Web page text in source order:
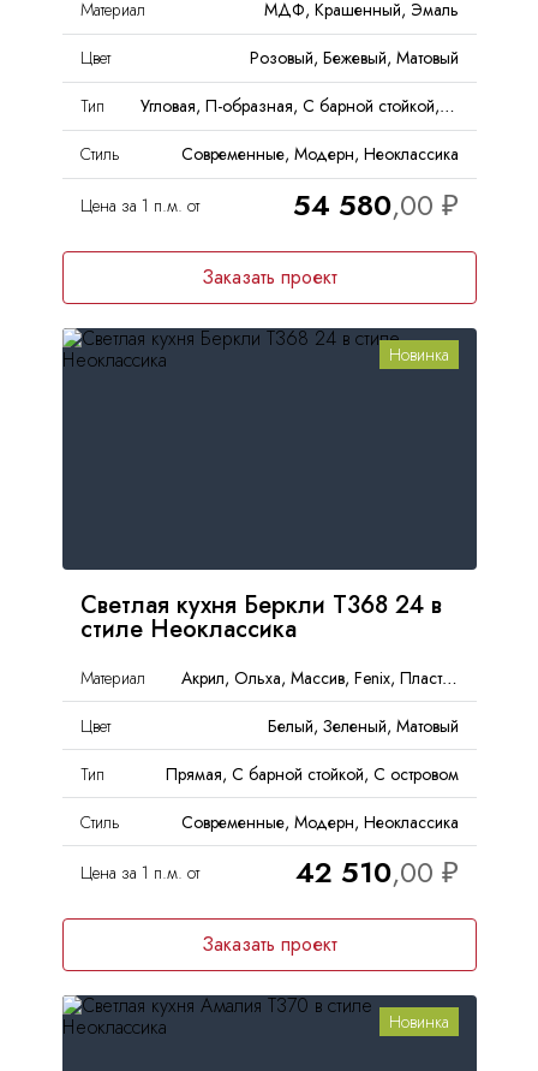
Материал
МДФ, Крашенный, Эмаль
Цвет
Розовый, Бежевый, Матовый
Тип
Угловая, П-образная, С барной стойкой, С островом
Стиль
Современные, Модерн, Неоклассика
Цена за 1 п.м. от 54 580
Заказать проект
Новинка
Светлая кухня Беркли Т368 24 в
стиле Неоклассика
Материал
Акрил, Ольха, Массив, Fenix, Пластик, Дерево
Цвет
Белый, Зеленый, Матовый
Тип
Прямая, С барной стойкой, С островом
Стиль
Современные, Модерн, Неоклассика
Цена за 1 п.м. от 42 510
Заказать проект
Новинка